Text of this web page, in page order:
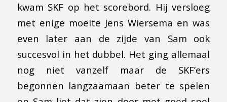
kwam SKF op het scorebord. Hij versloeg
met enige moeite Jens Wiersema en was
even later aan de zijde van Sam ook
succesvol in het dubbel. Het ging allemaal
nog niet vanzelf maar de SKF’ers
begonnen langzaamaan beter te spelen